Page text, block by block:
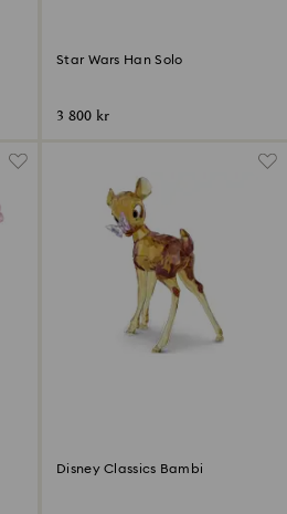
Star Wars Han Solo
3 800 kr
Disney Classics Bambi